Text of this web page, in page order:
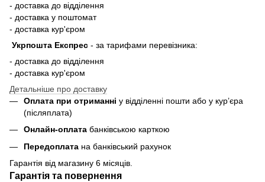
- доставка до відділення
- доставка у поштомат
- доставка кур'єром
Укрпошта Експрес - за тарифами перевізника:
- доставка до відділення
- доставка кур'єром
Детальніше про доставку
Оплата при отриманні у відділенні пошти або у кур’єра
(післяплата)
Онлайн-оплата банківською карткою
Передоплата на банківський рахунок
Гарантія від магазину 6 місяців.
Гарантія та повернення